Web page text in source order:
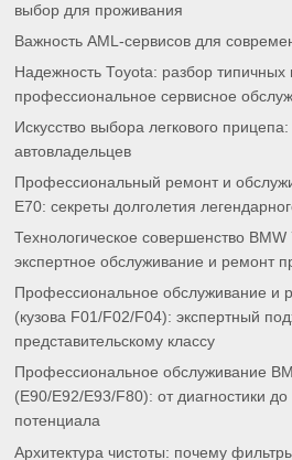
выбор для проживания
Важность AML-сервисов для
Надежность Toyota: разбор типичных
профессиональное сервисное
Искусство выбора легкового
автовладельцев
Профессиональный ремонт и
E70: секреты долголетия
Технологическое совершенство
экспертное обслуживание и ремонт
Профессиональное обслуживание и
(кузова F01/F02/F04): экспертный
представительскому классу
Профессиональное обслуживание
(E90/E92/E93/F80): от диагностики до
потенциала
Архитектура чистоты: почему